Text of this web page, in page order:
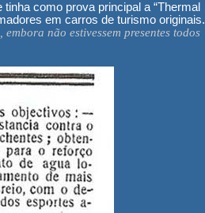
como prova principal a “Thermal
em carros de turismo originais.
não estivessem presentes todos